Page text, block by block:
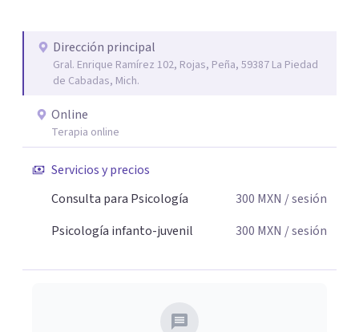
Dirección principal
Gral. Enrique Ramírez 102, Rojas, Peña, 59387 La Piedad
de Cabadas, Mich.
Online
Terapia online
Servicios y precios
Consulta para Psicología
300 MXN / sesión
Psicología infanto-juvenil
300 MXN / sesión